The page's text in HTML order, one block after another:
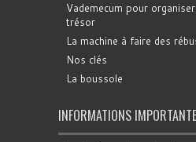
Vademecum pour
trésor
La machine à faire des
Nos clés
La boussole
INFORMATIONS